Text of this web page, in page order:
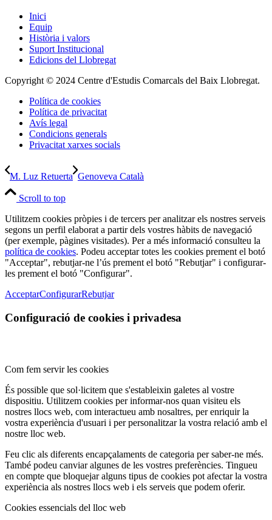
Inici
Equip
Història i valors
Suport Institucional
Edicions del Llobregat
Copyright © 2024 Centre d'Estudis Comarcals del Baix Llobregat.
Política de cookies
Política de privacitat
Avís legal
Condicions generals
Privacitat xarxes socials
M. Luz Retuerta Genoveva Català
Scroll to top
Utilitzem cookies pròpies i de tercers per analitzar els nostres serveis
segons un perfil elaborat a partir dels vostres hàbits de navegació
(per exemple, pàgines visitades). Per a més informació consulteu la
política de cookies. Podeu acceptar totes les cookies prement el botó
"Acceptar", rebutjar-ne l’ús prement el botó "Rebutjar" i configurar-
les prement el botó "Configurar".
AcceptarConfigurarRebutjar
Configuració de cookies i privadesa
Com fem servir les cookies
És possible que sol·licitem que s'estableixin galetes al vostre
dispositiu. Utilitzem cookies per informar-nos quan visiteu els
nostres llocs web, com interactueu amb nosaltres, per enriquir la
vostra experiència d'usuari i per personalitzar la vostra relació amb el
nostre lloc web.
Feu clic als diferents encapçalaments de categoria per saber-ne més.
També podeu canviar algunes de les vostres preferències. Tingueu
en compte que bloquejar alguns tipus de cookies pot afectar la vostra
experiència als nostres llocs web i els serveis que podem oferir.
Cookies essencials del lloc web